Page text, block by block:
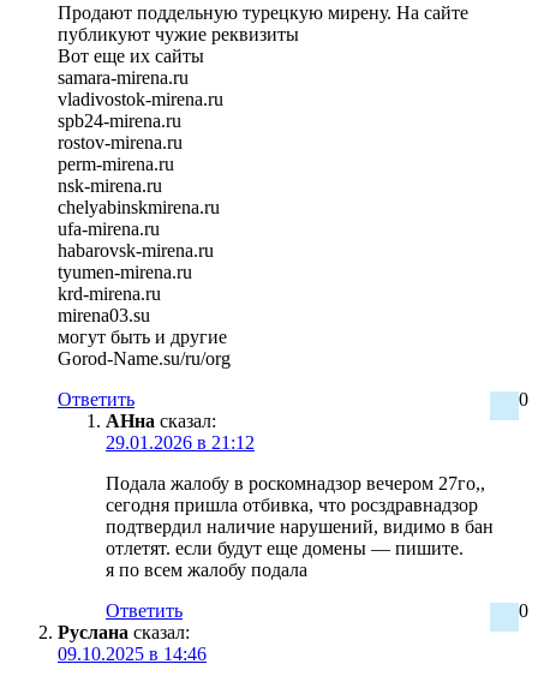
Продают поддельную турецкую мирену. На сайте
публикуют чужие реквизиты
Вот еще их сайты
samara-mirena.ru
vladivostok-mirena.ru
spb24-mirena.ru
rostov-mirena.ru
perm-mirena.ru
nsk-mirena.ru
chelyabinskmirena.ru
ufa-mirena.ru
habarovsk-mirena.ru
tyumen-mirena.ru
krd-mirena.ru
mirena03.su
могут быть и другие
Gorod-Name.su/ru/org
0
Ответить
АНна сказал:
29.01.2026 в 21:12
Подала жалобу в роскомнадзор вечером 27го,,
сегодня пришла отбивка, что росздравнадзор
подтвердил наличие нарушений, видимо в бан
отлетят. если будут еще домены — пишите.
я по всем жалобу подала
0
Ответить
Руслана сказал:
09.10.2025 в 14:46